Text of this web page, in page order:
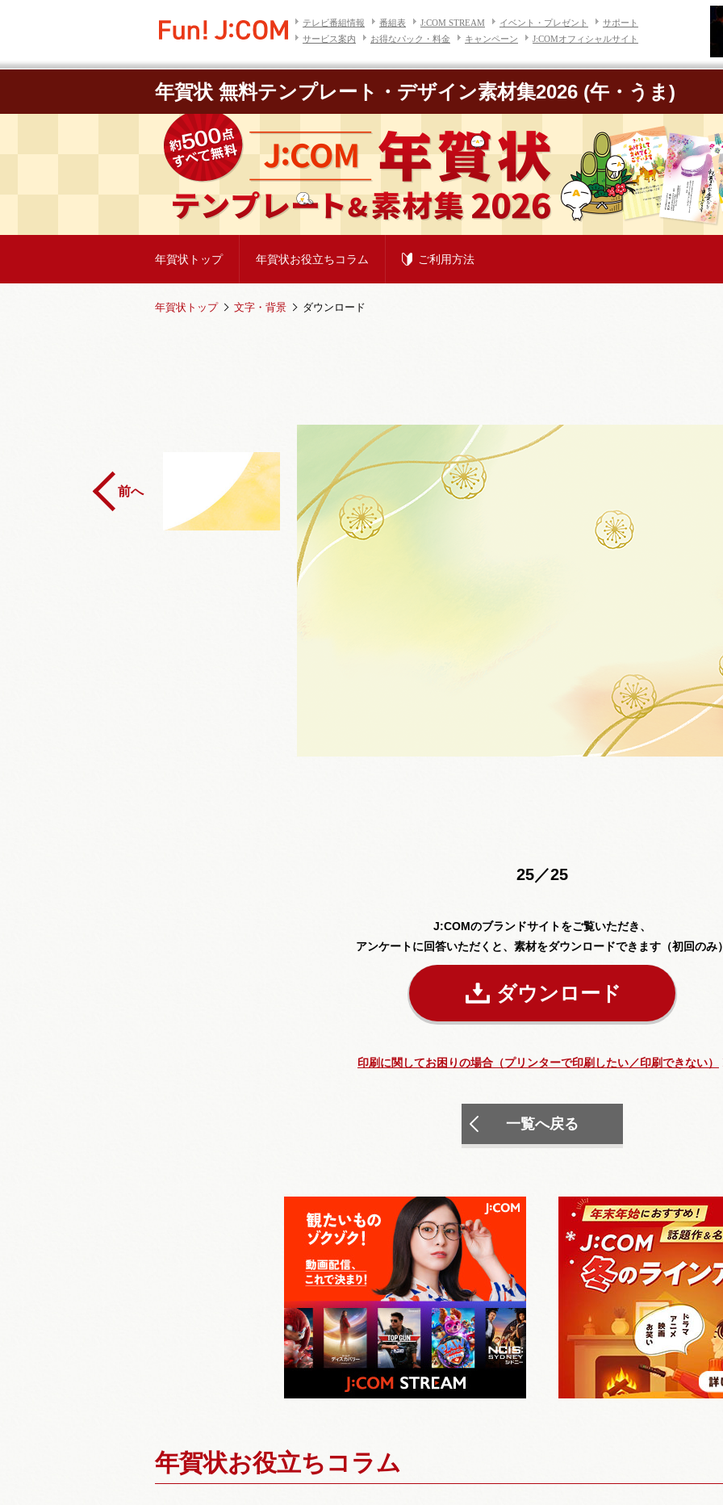
テレビ番組情報 番組表 J:COM STREAM イベント・プレゼント
サポート
サービス案内
お得なパック・料金 キャンペーン J:COMオフィシャルサイト
年賀状 無料テンプレート・デザイン素材集2026 (午・うま)
年賀状トップ 年賀状お役立ちコラム ご利用方法
年賀状トップ 文字・背景 ダウンロード
25／25
J:COMのブランドサイトをご覧いただき、
アンケートに回答いただくと、素材をダウンロードできます（初回のみ
ダウンロード
印刷に関してお困りの場合（プリンターで印刷したい／印刷できない）
一覧へ戻る
年賀状お役立ちコラム